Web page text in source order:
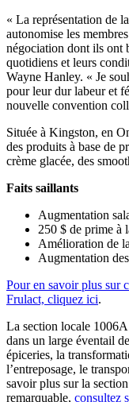
« La représentation de
autonomise les
négociation dont ils ont
quotidiens et leurs
Wayne Hanley. « Je
pour leur dur labeur et
nouvelle convention
Située à Kingston, en
des produits à base de
crème glacée, des
Faits saillants
Augmentation
250 $ de prime à
Amélioration de
Augmentation
Pour en savoir plus sur
Frulact, cliquez ici.
La section locale
dans un large éventail
épiceries, la
l’entreposage, le
savoir plus sur la
remarquable, consultez